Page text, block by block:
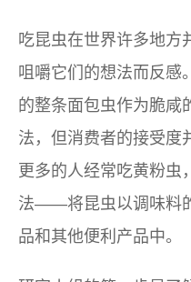
吃昆虫在世界许多地方
咀嚼它们的想法而反感
的整条面包虫作为脆咸
法，但消费者的接受度
更多的人经常吃黄粉虫
法——将昆虫以调味料
品和其他便利产品中。